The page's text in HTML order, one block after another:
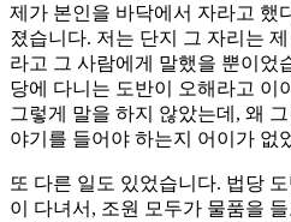
제가 본인을 바닥에서 자라고 했
졌습니다. 저는 단지 그 자리는
라고 그 사람에게 말했을 뿐이었
당에 다니는 도반이 오해라고 이
그렇게 말을 하지 않았는데, 왜
야기를 들어야 하는지 어이가 없
또 다른 일도 있었습니다. 법당
이 다녀서, 조원 모두가 물품을